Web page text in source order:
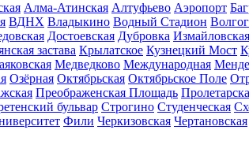
Алма-Атинская Алтуфьево Аэропорт
ВДНХ Владыкино Водный Стадион
Достоевская Дубровка Измайловская
застава Крылатское Кузнецкий Мост
Медведково Международная
Озёрная Октябрьская Октябрьское Поле
Преображенская Площадь
бульвар Строгино Студенческая
Фили Черкизовская Чертановская